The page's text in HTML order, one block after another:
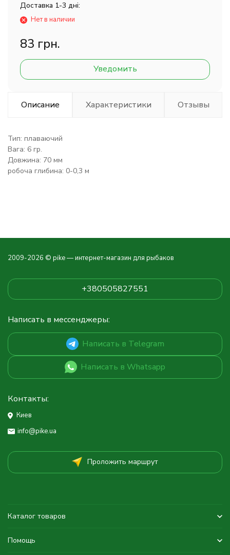
Доставка 1-3 дні:
Нет в наличии
83 грн.
Уведомить
Описание Характеристики Отзывы
Тип: плаваючий
Вага: 6 гр.
Довжина: 70 мм
робоча глибина: 0-0,3 м
2009-2026 © pike — интернет-магазин для рыбаков
+380505827551
Написать в мессенджеры:
Написать в Telegram
Написать в Whatsapp
Контакты:
Киев
info@pike.ua
Проложить маршрут
Каталог товаров
Помощь